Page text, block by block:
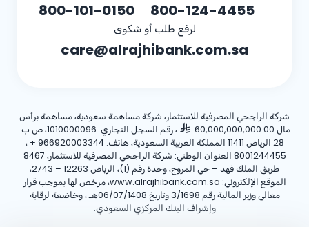
800-124-4455
800-101-0150
لرفع طلب أو شكوى
care@alrajhibank.com.sa
شركة الراجحي المصرفية للاستثمار، شركة مساهمة سعودية، مساهمة برأس
مال 60,000,000,000.00
، رقم السجل التجاري: 1010000096، ص.ب:
28 الرياض 11411 المملكة العربية السعودية، هاتف:
+ 966920003344 ،
8001244455 العنوان الوطني: شركة الراجحي المصرفية للاستثمار، 8467
طريق الملك فهد – حي المروج، وحدة رقم (1)، الرياض 12263 – 2743،
الموقع الإلكتروني: www.alrajhibank.com.sa، مرخص لها بموجب قرار
معالي وزير المالية رقم 3/1698 وتاريخ 06/07/1408هـ ، وخاضعة لرقابة
وإشراف البنك المركزي السعودي.